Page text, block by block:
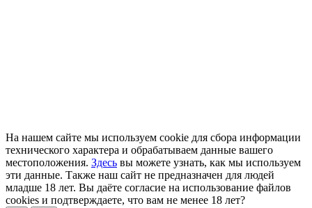
На нашем сайте мы используем cookie для сбора информации
технического характера и обрабатываем данные вашего
местоположения. Здесь вы можете узнать, как мы используем
эти данные. Также наш сайт не предназначен для людей
младше 18 лет. Вы даёте согласие на использование файлов
cookies и подтверждаете, что вам не менее 18 лет?